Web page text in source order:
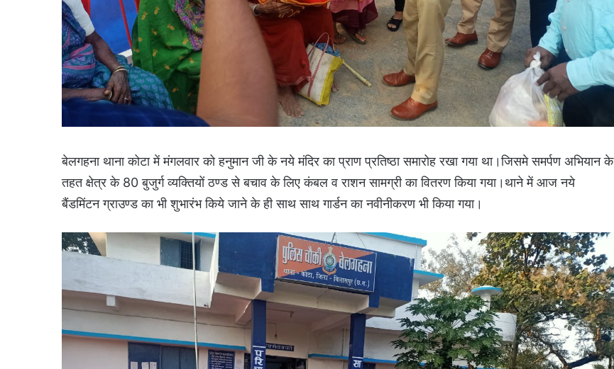
बेलगहना थाना कोटा में मंगलवार को हनुमान जी के नये मंदिर का प्राण प्रतिष्ठा समारोह रखा गया था।जिसमे समर्पण अभियान के
तहत क्षेत्र के 80 बुजुर्ग व्यक्तियों ठण्ड से बचाव के लिए कंबल व राशन सामग्री का वितरण किया गया।थाने में आज नये
बैंडमिंटन ग्राउण्ड का भी शुभारंभ किये जाने के ही साथ साथ गार्डन का नवीनीकरण भी किया गया।